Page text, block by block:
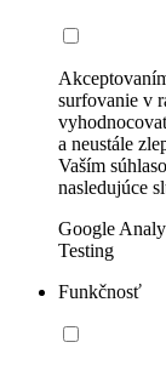
surfovanie v
a neustále
Vaším
nasledujúce
Google
Testing
Funkčnosť